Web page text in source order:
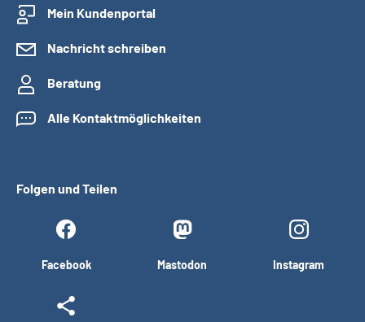
Mein Kundenportal
Nachricht schreiben
Beratung
Alle Kontaktmöglichkeiten
Folgen und Teilen
Facebook Mastodon Instagram